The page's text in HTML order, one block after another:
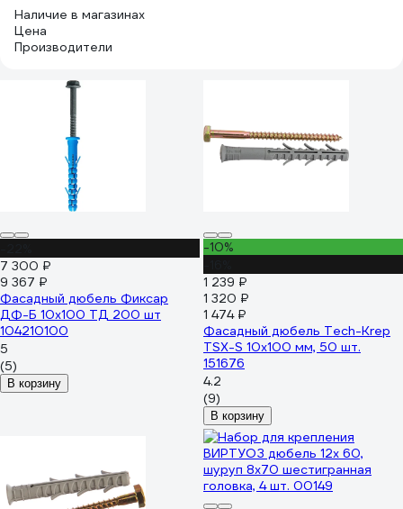
Наличие в магазинах
Цена
Производители
7 300 ₽
9 367 ₽
Фасадный дюбель Фиксар
ДФ-Б 10х100 ТД 200 шт
104210100
5
(5)
В корзину
-10%
1 239 ₽
1 320 ₽
1 474 ₽
Фасадный дюбель Tech-Krep
TSX-S 10x100 мм, 50 шт.
151676
4.2
(9)
В корзину